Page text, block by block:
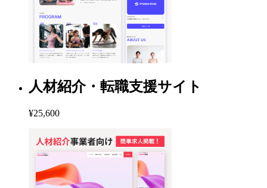
人材紹介・転職支援サイト
¥25,600